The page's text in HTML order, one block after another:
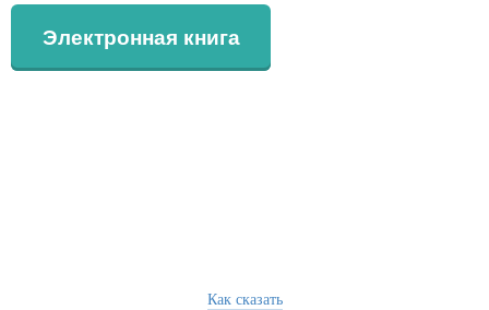
Электронная книга
Как сказать